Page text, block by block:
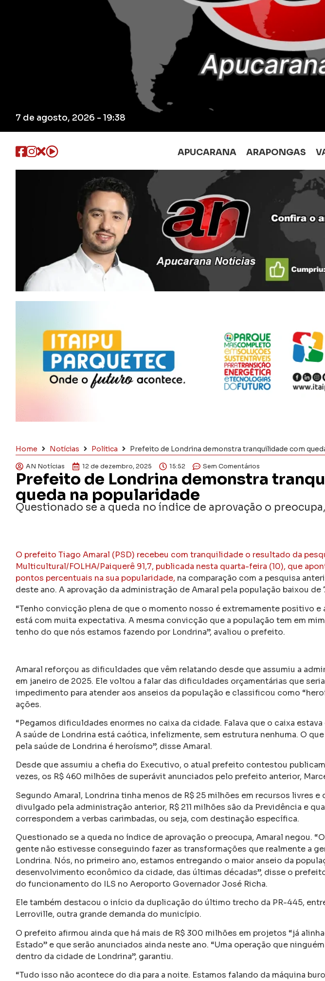
7 de agosto, 2026 - 19:38
APUCARANA ARAPONGAS
Home Notícias Política Prefeito de Londrina demonstra tranquilidade com
AN Notícias 12 de dezembro, 2025 15:52 Sem Comentários
Prefeito de Londrina demonstra
queda na popularidade
Questionado se a queda no índice de aprovação o
O prefeito Tiago Amaral (PSD) recebeu com tranquilidade o resultado da
Multicultural/FOLHA/Paiquerê 91,7, publicada nesta quarta-feira (10), que
pontos percentuais na sua popularidade, na comparação com a pesquisa
deste ano. A aprovação da administração de Amaral pela população baixou de
“Tenho convicção plena de que o momento nosso é extremamente positivo e
está com muita expectativa. A mesma convicção que a população tem em
tenho do que nós estamos fazendo por Londrina”, avaliou o prefeito.
Amaral reforçou as dificuldades que vêm relatando desde que assumiu a
em janeiro de 2025. Ele voltou a falar das dificuldades orçamentárias que
impedimento para atender aos anseios da população e classificou como
ações.
“Pegamos dificuldades enormes no caixa da cidade. Falava que o caixa
A saúde de Londrina está caótica, infelizmente, sem estrutura nenhuma. O
pela saúde de Londrina é heroísmo”, disse Amaral.
Desde que assumiu a chefia do Executivo, o atual prefeito contestou
vezes, os R$ 460 milhões de superávit anunciados pelo prefeito anterior,
Segundo Amaral, Londrina tinha menos de R$ 25 milhões em recursos livres
divulgado pela administração anterior, R$ 211 milhões são da Previdência e
correspondem a verbas carimbadas, ou seja, com destinação específica.
Questionado se a queda no índice de aprovação o preocupa, Amaral negou.
gente não estivesse conseguindo fazer as transformações que realmente a
Londrina. Nós, no primeiro ano, estamos entregando o maior anseio da
desenvolvimento econômico da cidade, das últimas décadas”, disse o
do funcionamento do ILS no Aeroporto Governador José Richa.
Ele também destacou o início da duplicação do último trecho da PR-445,
Lerroville, outra grande demanda do município.
O prefeito afirmou ainda que há mais de R$ 300 milhões em projetos “já
Estado” e que serão anunciados ainda neste ano. “Uma operação que
dentro da cidade de Londrina”, garantiu.
“Tudo isso não acontece do dia para a noite. Estamos falando da máquina